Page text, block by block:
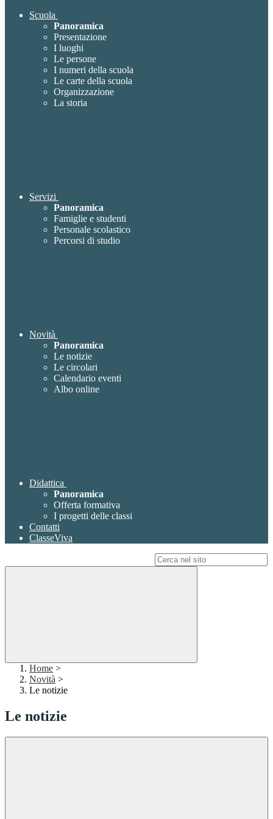
Scuola
Panoramica
Presentazione
I luoghi
Le persone
I numeri della scuola
Le carte della scuola
Organizzazione
La storia
Servizi
Panoramica
Famiglie e studenti
Personale scolastico
Percorsi di studio
Novità
Panoramica
Le notizie
Le circolari
Calendario eventi
Albo online
Didattica
Panoramica
Offerta formativa
I progetti delle classi
Contatti
ClasseViva
Home >
Novità >
Le notizie
Le notizie